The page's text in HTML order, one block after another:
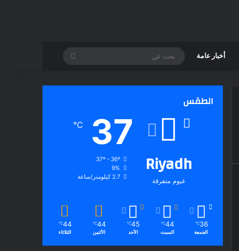
أخبار عامة
الطقس
Riyadh
غيوم متفرقة
37
℃
37º - 36º
9%
2.7 كيلومتر/ساعة
36
℃
الجمعة
44
℃
السبت
45
℃
الأحد
44
℃
الأثنين
44
℃
الثلاثاء